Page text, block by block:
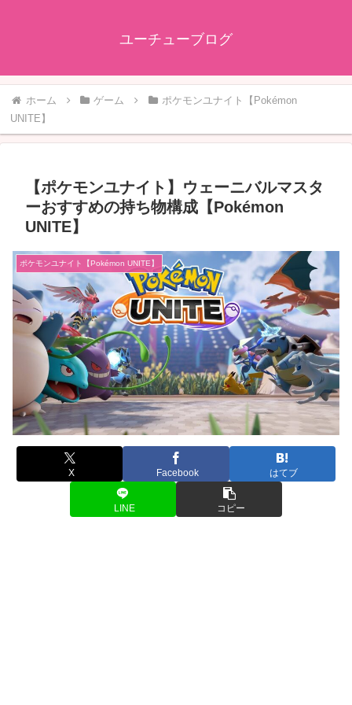
ユーチューブログ
ホーム ゲーム
ポケモンユナイト【Pokémon
UNITE】
【ポケモンユナイト】ウェーニバルマスタ
ーおすすめの持ち物構成【Pokémon
UNITE】
ポケモンユナイト【Pokémon UNITE】
X Facebook はてブ
LINE コピー